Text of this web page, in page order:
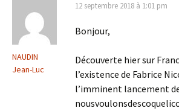
NAUDIN
Jean-Luc
12 septembre 2018 à 1:01 pm
Bonjour,
Découverte hier sur
l’existence de Fabrice
l’imminent lancement